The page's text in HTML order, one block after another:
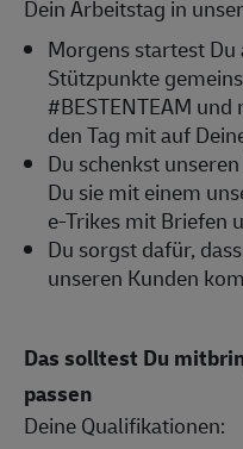
Dein Arbeitstag in
Morgens startest
Stützpunkte
#BESTENTEAM
den Tag mit auf
Du schenkst
Du sie mit einem
e-Trikes mit Briefen
Du sorgst dafür,
unseren Kunden
Das solltest Du
passen
Deine Qualifikationen: